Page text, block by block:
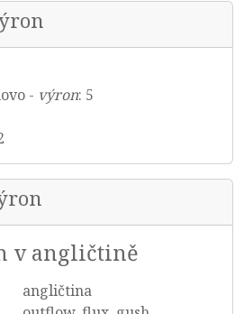
- výron: 5
v angličtině
angličtina